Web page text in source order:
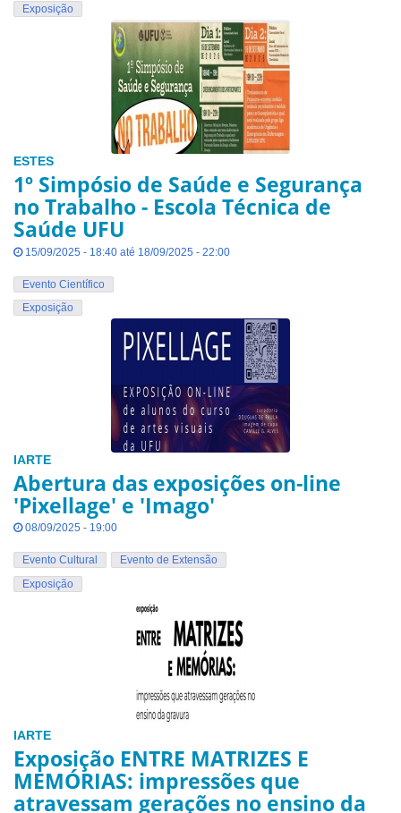
Exposição
ESTES
1º Simpósio de Saúde e Segurança
no Trabalho - Escola Técnica de
Saúde UFU
15/09/2025 - 18:40 até 18/09/2025 - 22:00
Evento Científico
Exposição
IARTE
Abertura das exposições on-line
'Pixellage' e 'Imago'
08/09/2025 - 19:00
Evento Cultural
Evento de Extensão
Exposição
IARTE
Exposição ENTRE MATRIZES E
MEMÓRIAS: impressões que
atravessam gerações no ensino da